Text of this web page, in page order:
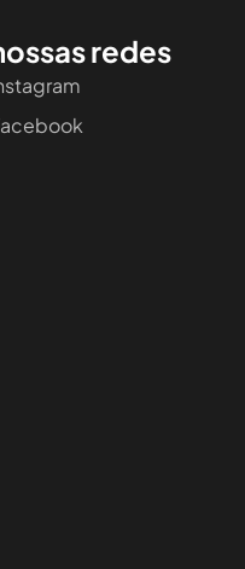
redes